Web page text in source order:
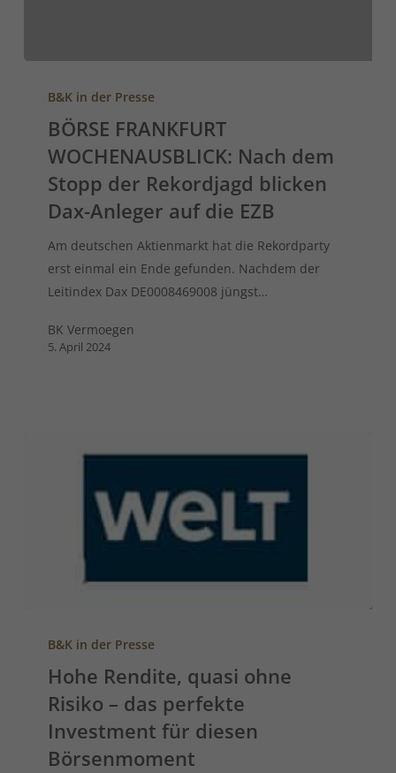
B&K in der Presse
BÖRSE FRANKFURT
WOCHENAUSBLICK: Nach dem
Stopp der Rekordjagd blicken
Dax-Anleger auf die EZB
Am deutschen Aktienmarkt hat die Rekordparty
erst einmal ein Ende gefunden. Nachdem der
Leitindex Dax DE0008469008 jüngst…
BK Vermoegen
5. April 2024
B&K in der Presse
Hohe Rendite, quasi ohne
Risiko – das perfekte
Investment für diesen
Börsenmoment